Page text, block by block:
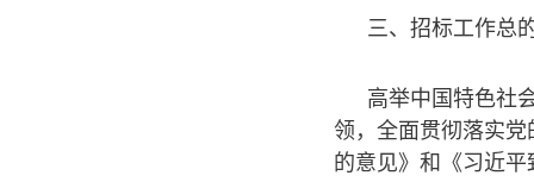
三、招标工作总
高举中国特色社
领，全面贯彻落实
的意见》和《习近